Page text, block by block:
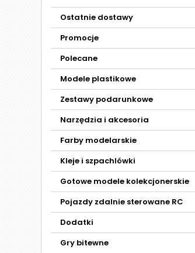
Ostatnie dostawy
Promocje
Polecane
Modele plastikowe
Zestawy podarunkowe
Narzędzia i akcesoria
Farby modelarskie
Kleje i szpachlówki
Gotowe modele kolekcjonerskie
Pojazdy zdalnie sterowane RC
Dodatki
Gry bitewne